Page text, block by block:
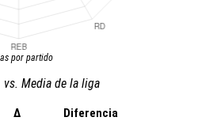
por partido
vs. Media de la liga
Δ
Diferencia